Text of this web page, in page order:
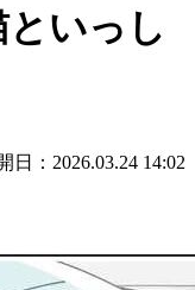
いっし
日：2026.03.24 14:02